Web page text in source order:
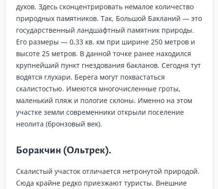
духов. Здесь сконцентрировать немалое количество
природных памятников. Так, Большой Бакланий — это
государственный ландшафтный памятник природы.
Его размеры — 0,33 кв. км при ширине 250 метров и
высоте 25 метров. В данной точке ранее находился
крупнейший пункт гнездования бакланов. Сегодня тут
водятся глухари. Берега могут похвастаться
скалистостью. Имеются многочисленные гроты,
маленький пляж и пологие склоны. Именно на этом
участке земли современники открыли поселение
неолита (бронзовый век).
Боракчин (Ольтрек).
Скалистый участок отличается нетронутой природой.
Сюда крайне редко приезжают туристы. Внешние